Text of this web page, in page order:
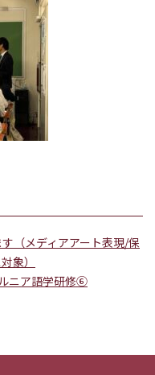
（メディアアート表現/保
象）
ニア語学研修⑥